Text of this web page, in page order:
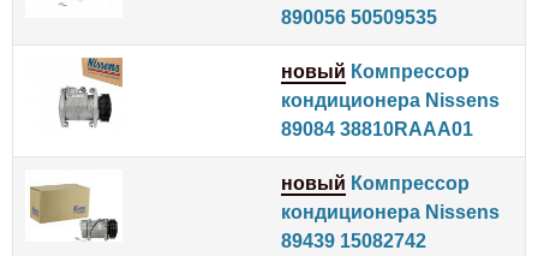
890056 50509535
новый Компрессор
кондиционера Nissens
89084 38810RAAA01
новый Компрессор
кондиционера Nissens
89439 15082742